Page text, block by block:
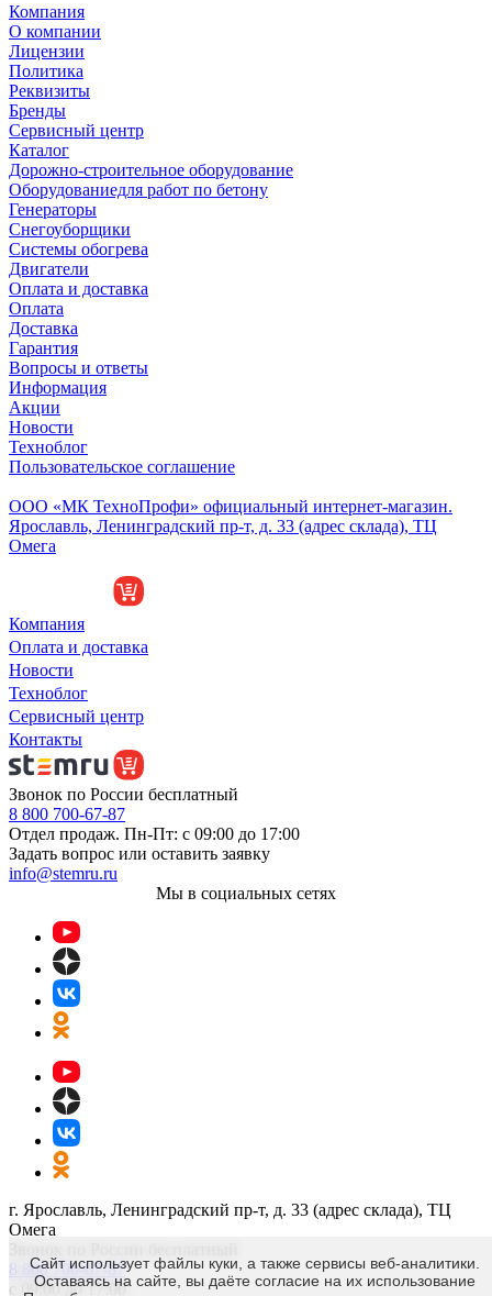
Компания
О компании
Лицензии
Политика
Реквизиты
Бренды
Сервисный центр
Каталог
Дорожно-строительное оборудование
Оборудованиедля работ по бетону
Генераторы
Снегоуборщики
Системы обогрева
Двигатели
Оплата и доставка
Оплата
Доставка
Гарантия
Вопросы и ответы
Информация
Акции
Новости
Техноблог
Пользовательское соглашение
ООО «МК ТехноПрофи» официальный интернет-магазин.
Ярославль, Ленинградский пр-т, д. 33 (адрес склада), ТЦ
Омега
Компания
Оплата и доставка
Новости
Техноблог
Сервисный центр
Контакты
Звонок по России бесплатный
8 800 700-67-87
Отдел продаж. Пн-Пт: с 09:00 до 17:00
Задать вопрос или оставить заявку
info@stemru.ru
Мы в социальных сетях
г. Ярославль, Ленинградский пр-т, д. 33 (адрес склада), ТЦ
Омега
8 800 700-67-87
с 09:00 до 17:00
Сайт использует файлы куки, а также сервисы веб-аналитики.
Оставаясь на сайте, вы даёте согласие на их использование